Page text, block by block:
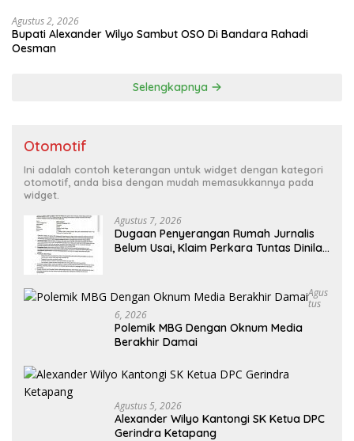
Agustus 2, 2026
Bupati Alexander Wilyo Sambut OSO Di Bandara Rahadi
Oesman
Selengkapnya
Otomotif
Ini adalah contoh keterangan untuk widget dengan kategori
otomotif, anda bisa dengan mudah memasukkannya pada
widget.
Agustus 7, 2026
Dugaan Penyerangan Rumah Jurnalis
Belum Usai, Klaim Perkara Tuntas Dinilai
Agus
Tus
6, 2026
Polemik MBG Dengan Oknum Media
Berakhir Damai
Agustus 5, 2026
Alexander Wilyo Kantongi SK Ketua DPC
Gerindra Ketapang